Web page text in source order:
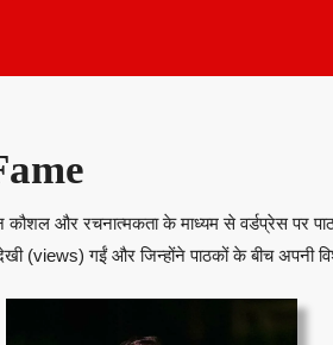
और रचनात्मकता के माध्यम से वर्डप्रेस पर
(views) गईं और जिन्होंने पाठकों के बीच अपनी